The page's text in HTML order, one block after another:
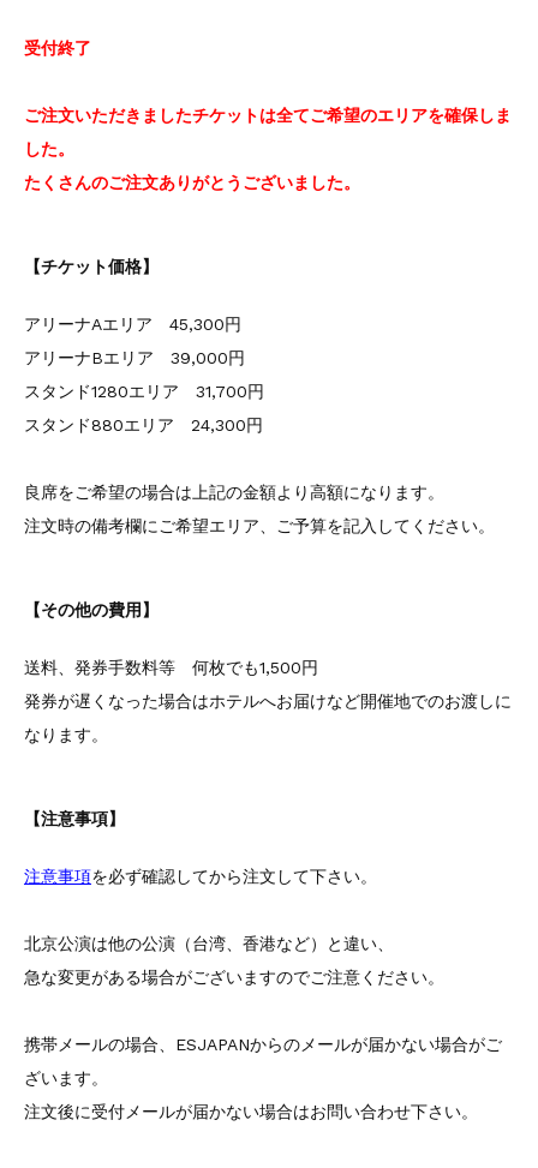
受付終了
ご注文いただきましたチケットは全てご希望のエリアを確保しま
した。
たくさんのご注文ありがとうございました。
【チケット価格】
アリーナAエリア 45,300円
アリーナBエリア 39,000円
スタンド1280エリア 31,700円
スタンド880エリア 24,300円
良席をご希望の場合は上記の金額より高額になります。
注文時の備考欄にご希望エリア、ご予算を記入してください。
【その他の費用】
送料、発券手数料等 何枚でも1,500円
発券が遅くなった場合はホテルへお届けなど開催地でのお渡しに
なります。
【注意事項】
注意事項を必ず確認してから注文して下さい。
北京公演は他の公演（台湾、香港など）と違い、
急な変更がある場合がございますのでご注意ください。
携帯メールの場合、ESJAPANからのメールが届かない場合がご
ざいます。
注文後に受付メールが届かない場合はお問い合わせ下さい。